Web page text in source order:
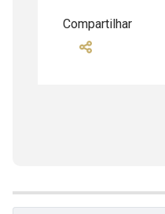
Compartilhar